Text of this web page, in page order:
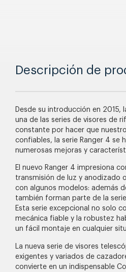
Descripción de
Desde su introducción en 2015,
una de las series de visores de
constante por hacer que
confiables, la serie Ranger 4 se
numerosas mejoras y
El nuevo Ranger 4 impresiona
transmisión de luz y anodizado
con algunos modelos: además
también forman parte de la
Esta serie excepcional no solo
mecánica fiable y la robustez
un fácil montaje en cualquier
La nueva serie de visores
exigentes y variados de
convierte en un indispensable